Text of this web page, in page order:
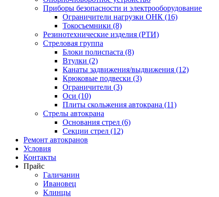
Приборы безопасности и электрооборудование
Ограничители нагрузки ОНК (16)
Токосъемники (8)
Резинотехнические изделия (РТИ)
Стреловая группа
Блоки полиспаста (8)
Втулки (2)
Канаты задвижения/выдвижения (12)
Крюковые подвески (3)
Ограничители (3)
Оси (10)
Плиты скольжения автокрана (11)
Стрелы автокрана
Основания стрел (6)
Секции стрел (12)
Ремонт автокранов
Условия
Контакты
Прайс
Галичанин
Ивановец
Клинцы